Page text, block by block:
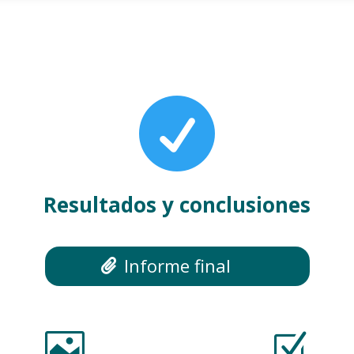

Resultados y conclusiones
Informe final